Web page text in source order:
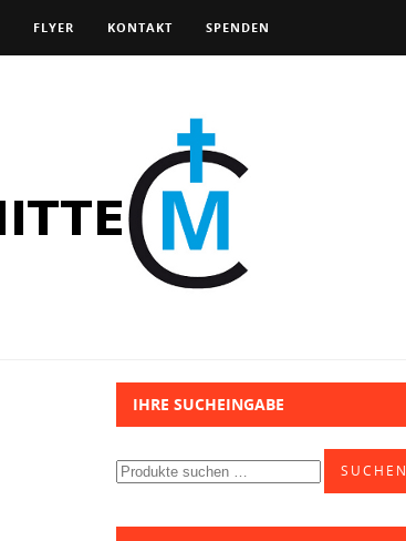
FLYER KONTAKT SPENDEN
IHRE SUCHEINGABE
Suchen
nach:
SUCHEN